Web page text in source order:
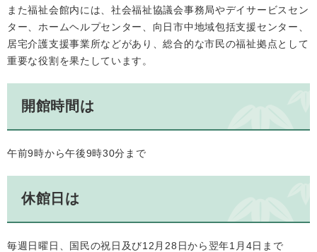
また福祉会館内には、社会福祉協議会事務局やデイサービスセン
ター、ホームヘルプセンター、向日市中地域包括支援センター、
居宅介護支援事業所などがあり、総合的な市民の福祉拠点として
重要な役割を果たしています。
開館時間は
午前9時から午後9時30分まで
休館日は
毎週日曜日、国民の祝日及び12月28日から翌年1月4日まで